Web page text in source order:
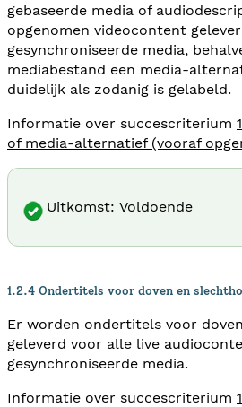
gebaseerde media of
opgenomen videocontent
gesynchroniseerde media,
mediabestand een media-
duidelijk als zodanig is gelabeld.
Informatie over succescriterium
of media-alternatief (vooraf
Uitkomst: Voldoende
1.2.4 Ondertitels voor doven en
Er worden ondertitels voor
geleverd voor alle live
gesynchroniseerde media.
Informatie over succescriterium